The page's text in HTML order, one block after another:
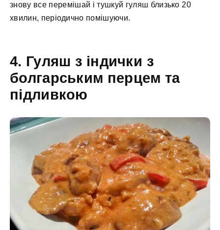
знову все перемішай і тушкуй гуляш близько 20
хвилин, періодично помішуючи.
4. Гуляш з індички з
болгарським перцем та
підливкою